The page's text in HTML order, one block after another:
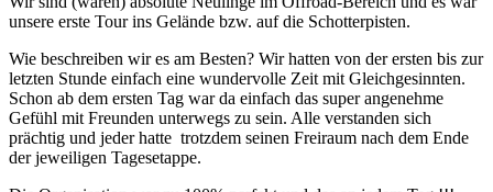
unsere erste Tour ins Gelände bzw. auf die Schotterpisten.
Wie beschreiben wir es am Besten? Wir hatten von der ersten bis zur
letzten Stunde einfach eine wundervolle Zeit mit Gleichgesinnten.
Schon ab dem ersten Tag war da einfach das super angenehme
Gefühl mit Freunden unterwegs zu sein. Alle verstanden sich
prächtig und jeder hatte trotzdem seinen Freiraum nach dem Ende
der jeweiligen Tagesetappe.